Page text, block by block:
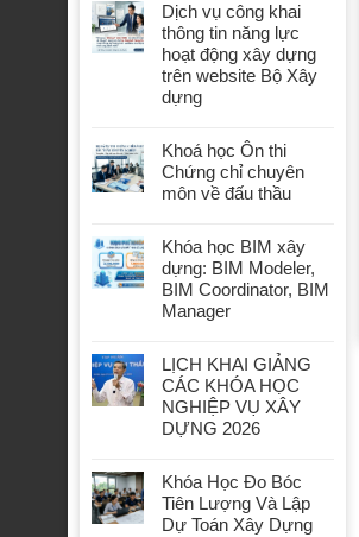
Dịch vụ công khai
thông tin năng lực
hoạt động xây dựng
trên website Bộ Xây
dựng
Khoá học Ôn thi
Chứng chỉ chuyên
môn về đấu thầu
Khóa học BIM xây
dựng: BIM Modeler,
BIM Coordinator, BIM
Manager
LỊCH KHAI GIẢNG
CÁC KHÓA HỌC
NGHIỆP VỤ XÂY
DỰNG 2026
Khóa Học Đo Bóc
Tiên Lượng Và Lập
Dự Toán Xây Dựng